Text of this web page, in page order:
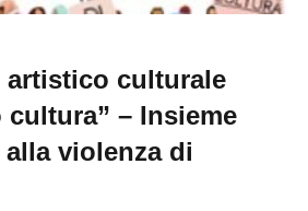
artistico culturale
cultura” – Insieme
violenza di